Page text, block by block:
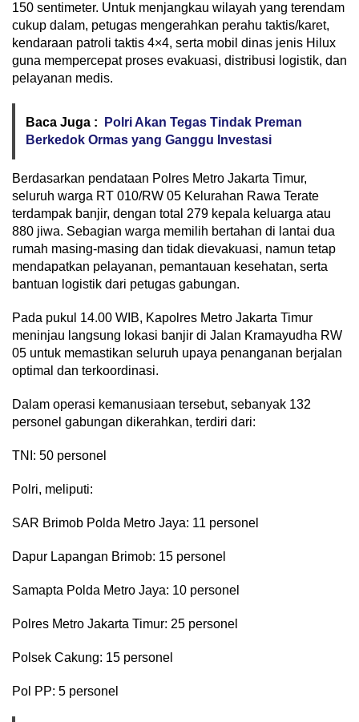
150 sentimeter. Untuk menjangkau wilayah yang terendam
cukup dalam, petugas mengerahkan perahu taktis/karet,
kendaraan patroli taktis 4×4, serta mobil dinas jenis Hilux
guna mempercepat proses evakuasi, distribusi logistik, dan
pelayanan medis.
Baca Juga :
Polri Akan Tegas Tindak Preman
Berkedok Ormas yang Ganggu Investasi
Berdasarkan pendataan Polres Metro Jakarta Timur,
seluruh warga RT 010/RW 05 Kelurahan Rawa Terate
terdampak banjir, dengan total 279 kepala keluarga atau
880 jiwa. Sebagian warga memilih bertahan di lantai dua
rumah masing-masing dan tidak dievakuasi, namun tetap
mendapatkan pelayanan, pemantauan kesehatan, serta
bantuan logistik dari petugas gabungan.
Pada pukul 14.00 WIB, Kapolres Metro Jakarta Timur
meninjau langsung lokasi banjir di Jalan Kramayudha RW
05 untuk memastikan seluruh upaya penanganan berjalan
optimal dan terkoordinasi.
Dalam operasi kemanusiaan tersebut, sebanyak 132
personel gabungan dikerahkan, terdiri dari:
TNI: 50 personel
Polri, meliputi:
SAR Brimob Polda Metro Jaya: 11 personel
Dapur Lapangan Brimob: 15 personel
Samapta Polda Metro Jaya: 10 personel
Polres Metro Jakarta Timur: 25 personel
Polsek Cakung: 15 personel
Pol PP: 5 personel